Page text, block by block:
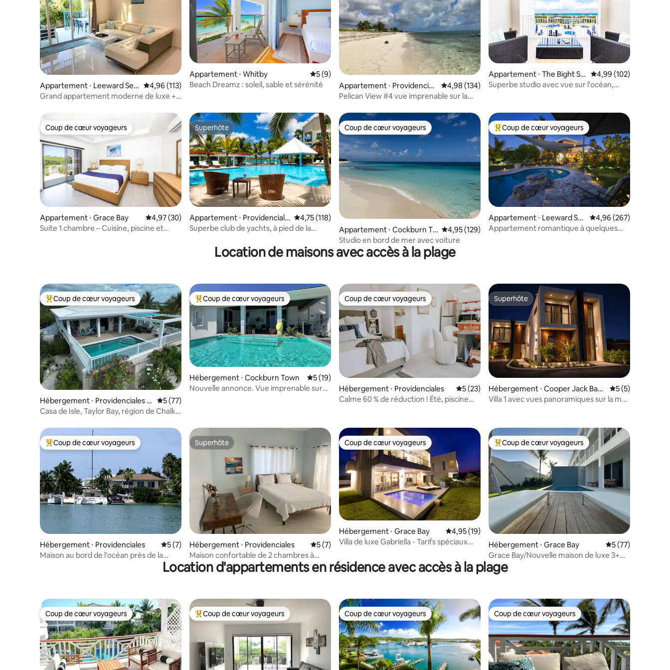
Appartement ⋅ Leeward Sett
lement
Évaluation moyenne sur la base de 113 commentaires : 4,96 sur 5
4,96 (113)
Grand appartement moderne de luxe +
Appartement ⋅ Whitby Évaluation moyenne sur la base de 9 commentaires : 5 sur 5
5 (9)
Beach Dreamz : soleil, sable et sérénité
Appartement ⋅ Providencial
es
Évaluation moyenne sur la base de 134 commentaires : 4,98 sur 5
4,98 (134)
Pelican View #4 vue imprenable sur la
Appartement ⋅ The Bight Se
ttlement
Évaluation moyenne
4,99 (102)
Superbe studio avec vue sur l'océan,
Coup de cœur voyageurs
Coup de cœur voyageurs
Appartement ⋅ Grace Bay Évaluation moyenne sur la base de 30 commentaires : 4,97 sur 5
4,97 (30)
Suite 1 chambre – Cuisine, piscine et
Superhôte
Superhôte
Appartement ⋅ Providenciale
s
Évaluation moyenne sur la base de 118 commentaires : 4,75 sur 5
4,75 (118)
Superbe club de yachts, à pied de la
Coup de cœur voyageurs
Coup de cœur voyageurs
Appartement ⋅ Cockburn To
wn
Évaluation moyenne sur la base de 129 commentaires : 4,95 sur 5
4,95 (129)
Studio en bord de mer avec voiture
Coups de cœur voyageurs les plus appréciés
Coup de cœur voyageurs
Appartement ⋅ Leeward Set
tlement
Évaluation moyenne
4,96 (267)
Appartement romantique à quelques
Location de maisons avec accès à la plage
Coups de cœur voyageurs les plus appréciés
Coup de cœur voyageurs
Hébergement ⋅ Providenciales a
nd West Caicos
Évaluation moyenne sur la base de 77 commentaires : 5 sur 5
5 (77)
Casa de Isle, Taylor Bay, région de Chalk
Coups de cœur voyageurs les plus appréciés
Coup de cœur voyageurs
Hébergement ⋅ Cockburn Town Évaluation moyenne sur la base de 19 commentaires : 5 sur 5
5 (19)
Nouvelle annonce. Vue imprenable sur
Coup de cœur voyageurs
Coup de cœur voyageurs
Hébergement ⋅ Providenciales Évaluation moyenne sur la base de 23 commentaires : 5 sur 5
5 (23)
Calme 60 % de réduction ! Été, piscine
Superhôte
Superhôte
Hébergement ⋅ Cooper Jack Bay
Settlement
Évaluation
5 (5)
Villa 1 avec vues panoramiques sur la mer
Coups de cœur voyageurs les plus appréciés
Coup de cœur voyageurs
Hébergement ⋅ Providenciales Évaluation moyenne sur la base de 7 commentaires : 5 sur 5
5 (7)
Maison au bord de l'océan près de la
Superhôte
Superhôte
Hébergement ⋅ Providenciales Évaluation moyenne sur la base de 7 commentaires : 5 sur 5
5 (7)
Maison confortable de 2 chambres à
distance de marche de la plage.
Coup de cœur voyageurs
Coup de cœur voyageurs
Hébergement ⋅ Grace Bay Évaluation moyenne sur la base de 19 commentaires : 4,95 sur 5
4,95 (19)
Villa de luxe Gabriella - Tarifs spéciaux
Coups de cœur voyageurs les plus appréciés
Coup de cœur voyageurs
Hébergement ⋅ Grace Bay Évaluation
5 (77)
Grace Bay/Nouvelle maison de luxe 3+
chambres et piscine
Location d'appartements en résidence avec accès à la plage
Coup de cœur voyageurs
Coup de cœur voyageurs Coups de cœur voyageurs les plus appréciés
Coup de cœur voyageurs Coup de cœur voyageurs
Coup de cœur voyageurs Coup de cœur voyageurs
Coup de cœur voyageurs